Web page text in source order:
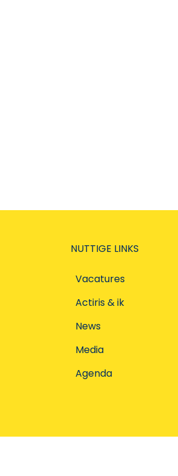
NUTTIGE LINKS
Vacatures
Actiris & ik
News
Media
Agenda